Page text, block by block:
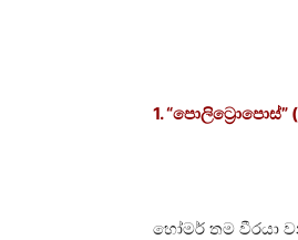
1. “පොලිට්‍රොපොස්”
හෝමර් තම වීරයා